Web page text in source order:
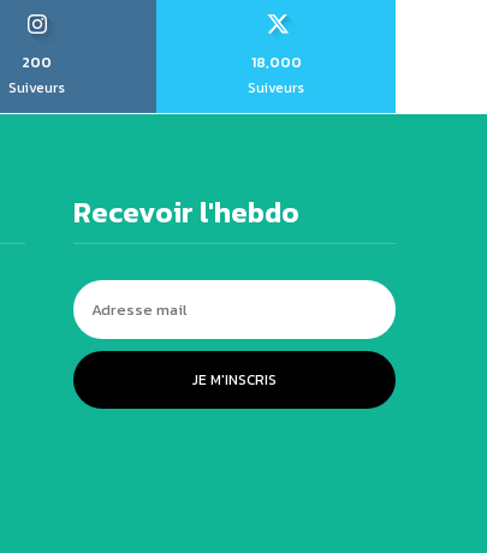
200
Suiveurs
18,000
Suiveurs
Recevoir l'hebdo
JE M'INSCRIS